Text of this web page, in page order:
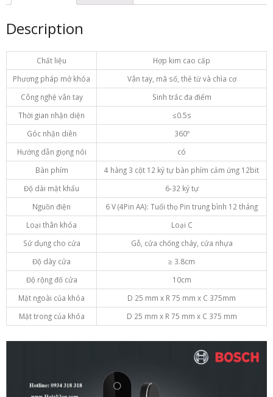
Description
Chất liệu
Hợp kim cao cấp
Phương pháp mở khóa
Vân tay, mã số, thẻ từ và chìa cơ
Công nghệ vân tay
Sinh trắc đa điểm
Thời gian nhận diện
≤0.5s
Góc nhận diên
360º
Hướng dẫn giọng nói
có
Bàn phím
4 hàng 3 cột 12 ký tự bàn phím cảm ứng 12bit
Độ dài mật khẩu
6-32 ký tự
Nguồn điện
6 V (4Pin AA): Tuổi thọ Pin trung bình 12 tháng
Loại thân khóa
Loại C
Sử dụng cho cửa
Gỗ, cửa chống cháy, cửa nhựa
Độ dày cửa
≥ 3.8cm
Độ rộng đố cửa
10cm
Mặt ngoài của khóa
D 25 mm x R 75 mm x C 375mm
Mặt trong của khóa
D 25 mm x R 75 mm x C 375 mm